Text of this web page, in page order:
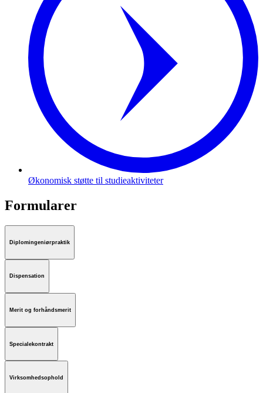
Økonomisk støtte til studieaktiviteter
Formularer
Diplomingeniørpraktik
Dispensation
Merit og forhåndsmerit
Specialekontrakt
Virksomhedsophold